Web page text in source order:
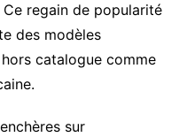
regain de popularité
des modèles
catalogue comme
sur